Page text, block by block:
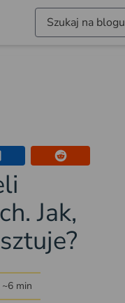
Szukaj na blogu
Jak,
~6 min